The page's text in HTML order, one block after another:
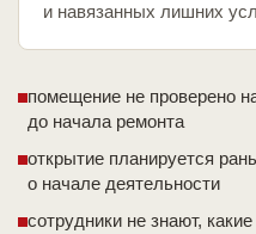
и навязанных лишних
помещение не проверено
до начала ремонта
открытие планируется
о начале деятельности
сотрудники не знают,